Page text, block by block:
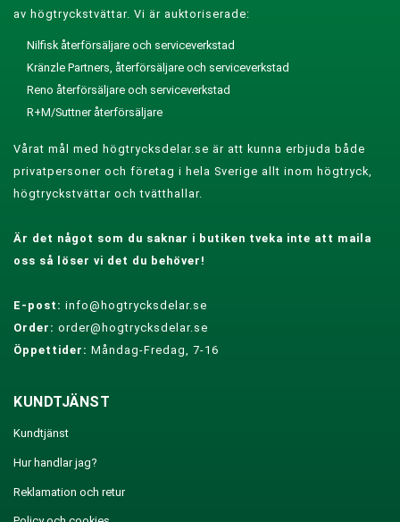
av högtryckstvättar. Vi är auktoriserade:
Nilfisk återförsäljare och serviceverkstad
Kränzle Partners, återförsäljare och serviceverkstad
Reno återförsäljare och serviceverkstad
R+M/Suttner återförsäljare
Vårat mål med högtrycksdelar.se är att kunna erbjuda både
privatpersoner och företag i hela Sverige allt inom högtryck,
högtryckstvättar och tvätthallar.
Är det något som du saknar i butiken tveka inte att maila
oss så löser vi det du behöver!
E-post: info@hogtrycksdelar.se
Order: order@hogtrycksdelar.se
Öppettider: Måndag-Fredag, 7-16
KUNDTJÄNST
Kundtjänst
Hur handlar jag?
Reklamation och retur